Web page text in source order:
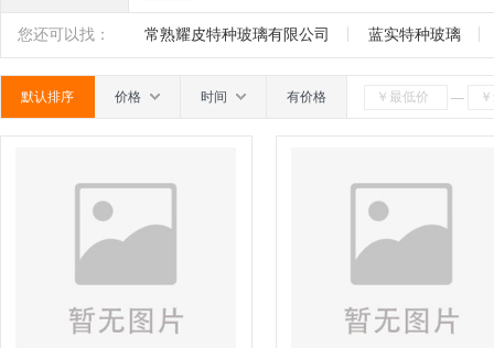
南 广东 广西 江西 四川 海南
您还可以找： 常熟耀皮特种玻璃有限公司 蓝实特种玻璃
默认排序 价格 时间 有价格 —